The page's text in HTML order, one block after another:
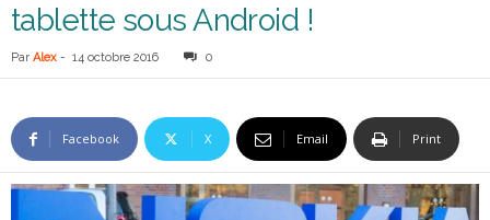
tablette sous Android !
Par Alex - 14 octobre 2016 0
Facebook X Email Print